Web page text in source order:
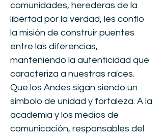
comunidades, herederas de la
libertad por la verdad, les confío
la misión de construir puentes
entre las diferencias,
manteniendo la autenticidad que
caracteriza a nuestras raíces.
Que los Andes sigan siendo un
símbolo de unidad y fortaleza. A la
academia y los medios de
comunicación, responsables del